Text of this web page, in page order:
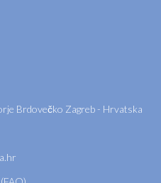
Brdovečko Zagreb - Hrvatska